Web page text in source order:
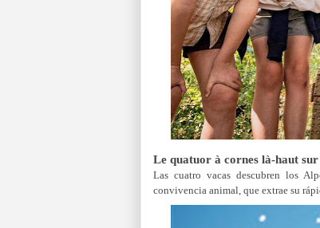
Le quatuor à cornes là-haut
Las cuatro vacas descubren los
convivencia animal, que extrae su